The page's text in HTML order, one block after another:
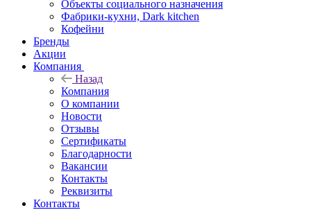
Объекты социального назначения
Фабрики-кухни, Dark kitchen
Кофейни
Бренды
Акции
Компания
Назад
Компания
О компании
Новости
Отзывы
Сертификаты
Благодарности
Вакансии
Контакты
Реквизиты
Контакты